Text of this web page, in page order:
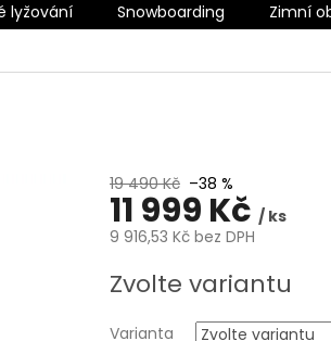
lyžování Snowboarding Zimní
19 490 Kč –38 %
11 999 Kč / ks
9 916,53 Kč bez DPH
cena:
Zvolte variantu
Varianta